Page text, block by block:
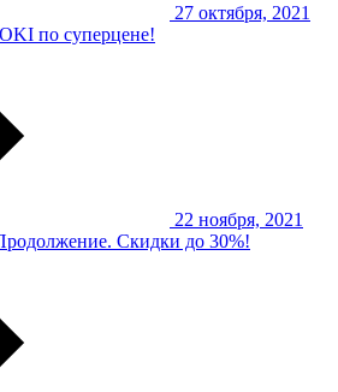
27 октября, 2021
по суперцене!
22 ноября, 2021
Скидки до 30%!